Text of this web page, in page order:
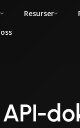
Resurser
API-